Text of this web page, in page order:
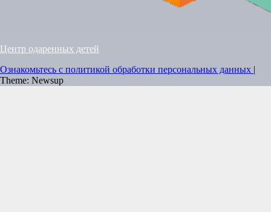
Центр одаренных детей
Ознакомьтесь с политикой обработки персональных данных |
Theme: Newsup